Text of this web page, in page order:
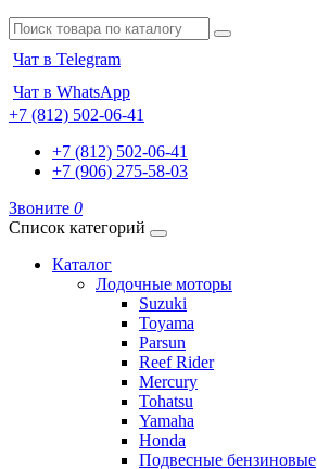
Чат в Telegram
Чат в WhatsApp
+7 (812) 502-06-41
+7 (812) 502-06-41
+7 (906) 275-58-03
Звоните 0
Список категорий
Каталог
Лодочные моторы
Suzuki
Toyama
Parsun
Reef Rider
Mercury
Tohatsu
Yamaha
Honda
Подвесные бензиновые